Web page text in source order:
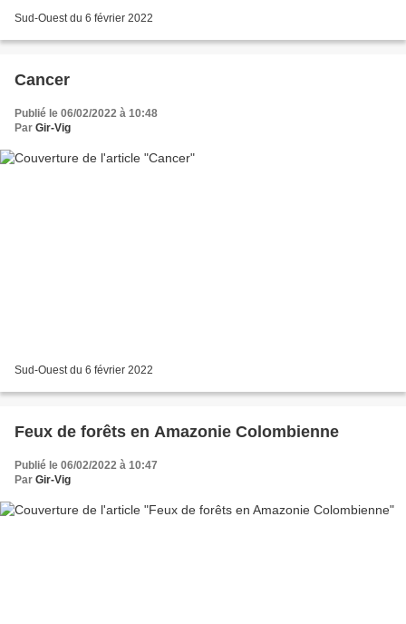
Sud-Ouest du 6 février 2022
Cancer
Publié le 06/02/2022 à 10:48
Par Gir-Vig
Sud-Ouest du 6 février 2022
Feux de forêts en Amazonie Colombienne
Publié le 06/02/2022 à 10:47
Par Gir-Vig